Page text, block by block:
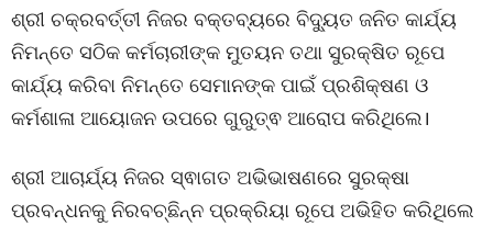
ଶ୍ରୀ ଚକ୍ରବର୍ତ୍ତୀ ନିଜର ବକ୍ତବ୍ୟରେ ବିଦ୍ୟୁତ ଜନିତ କାର୍ଯ୍ୟ
ନିମନ୍ତେ ସଠିକ କର୍ମଚାରୀଙ୍କ ମୁତୟନ ତଥା ସୁରକ୍ଷିତ ରୂପେ
କାର୍ଯ୍ୟ କରିବା ନିମନ୍ତେ ସେମାନଙ୍କ ପାଇଁ ପ୍ରଶିକ୍ଷଣ ଓ
କର୍ମଶାଳା ଆୟୋଜନ ଉପରେ ଗୁରୁତ୍ଵ ଆରୋପ କରିଥିଲେ।
ଶ୍ରୀ ଆଚାର୍ଯ୍ୟ ନିଜର ସ୍ଵାଗତ ଅଭିଭାଷଣରେ ସୁରକ୍ଷା
ପ୍ରବନ୍ଧନକୁ ନିରବଚ୍ଛିନ୍ନ ପ୍ରକ୍ରିୟା ରୂପେ ଅଭିହିତ କରିଥିଲେ